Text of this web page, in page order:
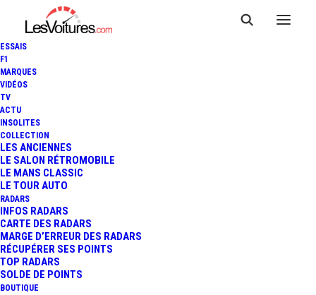
ESSAIS
F1
MARQUES
VIDÉOS
TV
ACTU
INSOLITES
COLLECTION
LES ANCIENNES
LE SALON RÉTROMOBILE
LE MANS CLASSIC
LE TOUR AUTO
RADARS
INFOS RADARS
CARTE DES RADARS
MARGE D’ERREUR DES RADARS
RÉCUPÉRER SES POINTS
TOP RADARS
SOLDE DE POINTS
BOUTIQUE